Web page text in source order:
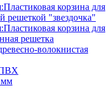
корзина для
решеткой "звездочка"
корзина для
решетка
волокнистая
мм